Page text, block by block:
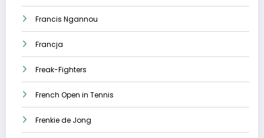
Francis Ngannou
Francja
Freak-Fighters
French Open in Tennis
Frenkie de Jong